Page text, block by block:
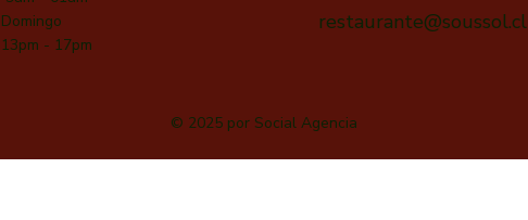
Domingo
13pm - 17pm
restaurante@soussol.cl
© 2025 por Social Agencia